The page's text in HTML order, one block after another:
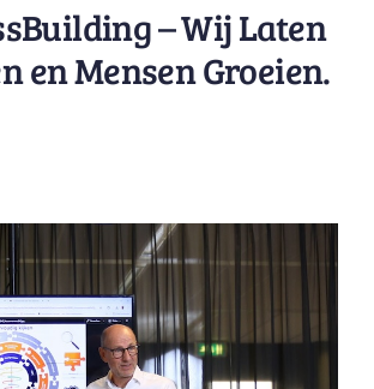
– Wij Laten
en Mensen Groeien.